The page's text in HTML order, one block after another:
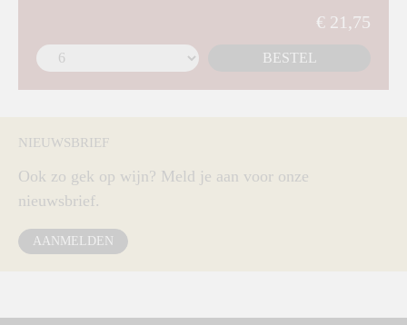
€ 21,75
BESTEL
NIEUWSBRIEF
Ook zo gek op wijn? Meld je aan voor onze
nieuwsbrief.
AANMELDEN